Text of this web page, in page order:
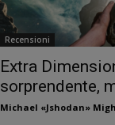
Recensioni
Extra
sorprendente,
Michael «Jshodan»